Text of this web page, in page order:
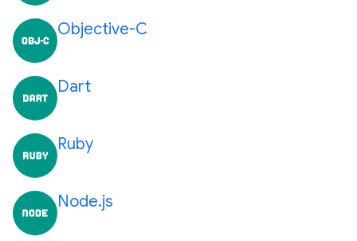
Objective-C
Dart
Ruby
Node.js